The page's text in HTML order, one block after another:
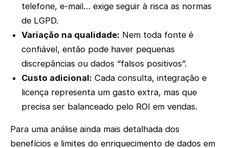
telefone, e-mail… exige seguir à risca as normas
de LGPD.
Variação na qualidade: Nem toda fonte é
confiável, então pode haver pequenas
discrepâncias ou dados “falsos positivos”.
Custo adicional: Cada consulta, integração e
licença representa um gasto extra, mas que
precisa ser balanceado pelo ROI em vendas.
Para uma análise ainda mais detalhada dos
benefícios e limites do enriquecimento de dados em